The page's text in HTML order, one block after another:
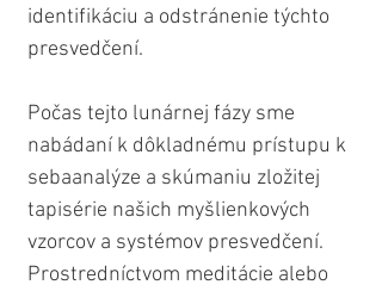
identifikáciu a odstránenie týchto
presvedčení.
Počas tejto lunárnej fázy sme
nabádaní k dôkladnému prístupu k
sebaanalýze a skúmaniu zložitej
tapisérie našich myšlienkových
vzorcov a systémov presvedčení.
Prostredníctvom meditácie alebo